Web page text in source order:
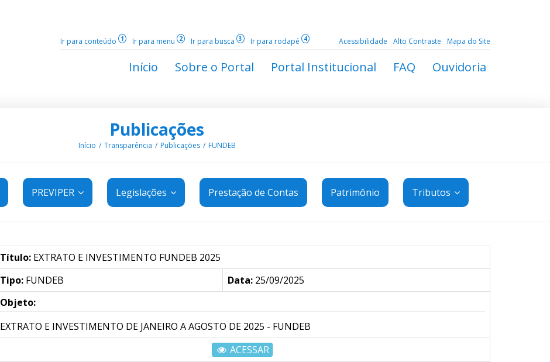
Ir para conteúdo 1 Ir para menu 2 Ir para busca 3 Ir para rodapé 4 Acessibilidade Alto Contraste Mapa do Site
Início Sobre o Portal Portal Institucional FAQ Ouvidoria
Publicações
Início Transparência Publicações FUNDEB
PREVIPER Legislações Prestação de Contas Patrimônio Tributos
Título:EXTRATO E INVESTIMENTO FUNDEB 2025
Tipo:FUNDEB Data:25/09/2025
Objeto:
EXTRATO E INVESTIMENTO DE JANEIRO A AGOSTO DE 2025 - FUNDEB
ACESSAR